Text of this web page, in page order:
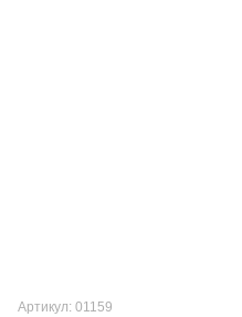
Артикул: 01159